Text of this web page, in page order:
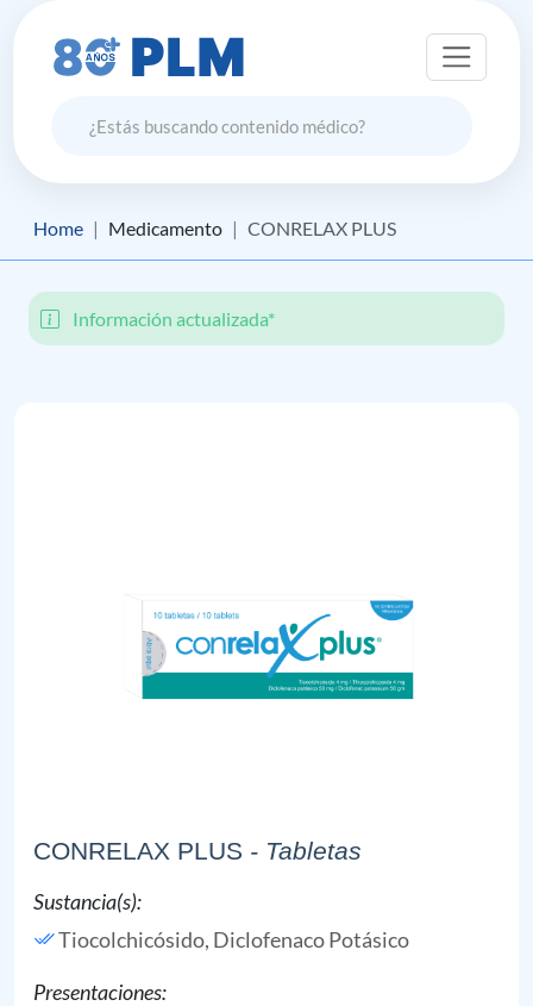
Home Medicamento CONRELAX PLUS
Información actualizada*
CONRELAX PLUS - Tabletas
Sustancia(s):
Tiocolchicósido, Diclofenaco Potásico
Presentaciones: